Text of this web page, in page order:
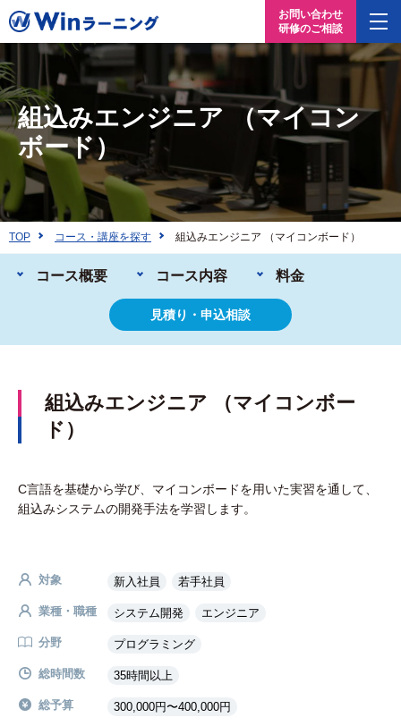
お問い合わせ
研修のご相談
組込みエンジニア （マイコン
ボード）
TOP コース・講座を探す 組込みエンジニア （マイコンボード）
コース概要 コース内容 料金
見積り・申込相談
組込みエンジニア （マイコンボー
ド）
C言語を基礎から学び、マイコンボードを用いた実習を通して、
組込みシステムの開発手法を学習します。
対象 新入社員 若手社員
業種・職種 システム開発 エンジニア
分野 プログラミング
総時間数 35時間以上
総予算 300,000円〜400,000円